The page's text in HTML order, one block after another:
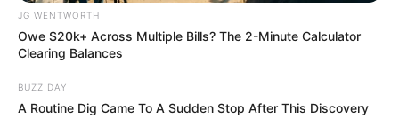
Arthrologist Begs To Stop Buying Knee Braces - Do
JG WENTWORTH
Owe $20k+ Across Multiple Bills? The 2-Minute Calculator
Clearing Balances
BUZZ DAY
A Routine Dig Came To A Sudden Stop After This Discovery